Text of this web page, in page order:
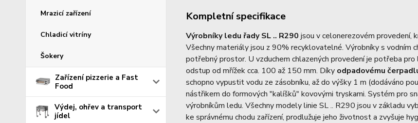
Mrazicí zařízení
Chladicí vitríny
Šokery
Zařízení pizzerie a Fast
Food
Výdej, ohřev a transport
jídel
Kompletní specifikace
Výrobníky ledu řady SL .. R290 jsou v celonerezovém provedení,
Všechny materiály jsou z 90% recyklovatelné. Výrobníky s vodním
potřebný prostor. U vzduchem chlazených provedení je potřeba
odstup od mřížek cca. 100 až 150 mm. Díky odpadovému
schopno vypustit vodu ze zásobníku, až do výšky 1 m (dodáváno
nástřikem do formových "kalíšků" kovovými tryskami. Systém pro
výrobníkům ledu. Všechny modely linie SL .. R290 jsou v základu
ke správnému chodu zařízení, prodlužuje jeho životnost a zvyšuje